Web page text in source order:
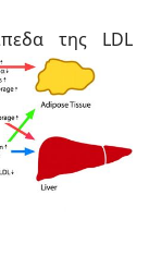
της LDL